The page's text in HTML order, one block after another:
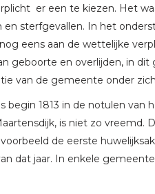
er een te kiezen. Het
en sterfgevallen. In het
eens aan de wettelijke
geboorte en overlijden, in dit
van de gemeente onder
begin 1813 in de notulen
is niet zo vreemd.
de eerste
dat jaar. In enkele